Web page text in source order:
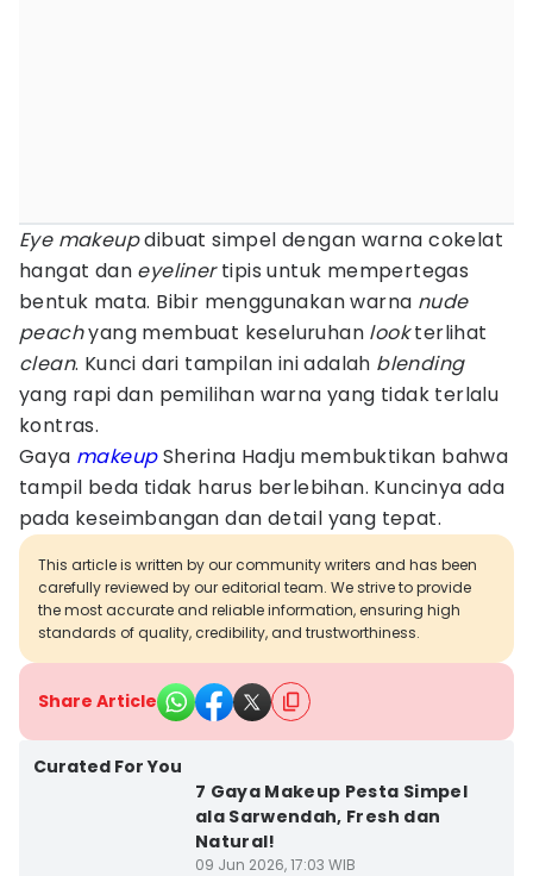
Eye makeupdibuat simpel dengan warna cokelat
hangat dan eyelinertipis untuk mempertegas
bentuk mata. Bibir menggunakan warna nude
peachyang membuat keseluruhan lookterlihat
clean. Kunci dari tampilan ini adalah blending
yang rapi dan pemilihan warna yang tidak terlalu
kontras.
Gaya makeupSherina Hadju membuktikan bahwa
tampil beda tidak harus berlebihan. Kuncinya ada
pada keseimbangan dan detail yang tepat.
This article is written by our community writers and has been
carefully reviewed by our editorial team. We strive to provide
the most accurate and reliable information, ensuring high
standards of quality, credibility, and trustworthiness.
Share Article
Curated For You
7 Gaya Makeup Pesta Simpel
ala Sarwendah, Fresh dan
Natural!
09 Jun 2026, 17:03 WIB